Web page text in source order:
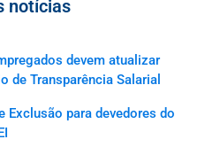
notícias
devem atualizar
de Transparência Salarial
Exclusão para devedores do